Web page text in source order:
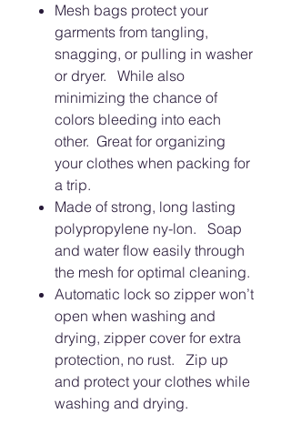
Mesh bags protect your
garments from tangling,
snagging, or pulling in washer
or dryer. While also
minimizing the chance of
colors bleeding into each
other. Great for organizing
your clothes when packing for
a trip.
Made of strong, long lasting
polypropylene ny-lon. Soap
and water flow easily through
the mesh for optimal cleaning.
Automatic lock so zipper won’t
open when washing and
drying, zipper cover for extra
protection, no rust. Zip up
and protect your clothes while
washing and drying.